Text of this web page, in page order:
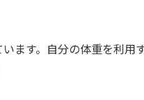
ます。自分の体重を利用